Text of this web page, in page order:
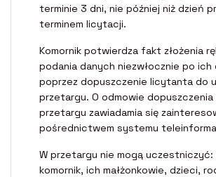
terminie 3 dni, nie później niż dzień
terminem licytacji.
Komornik potwierdza fakt złożenia
podania danych niezwłocznie po ich
poprzez dopuszczenie licytanta do
przetargu. O odmowie dopuszczenia
przetargu zawiadamia się
pośrednictwem systemu
W przetargu nie mogą uczestniczyć:
komornik, ich małżonkowie, dzieci,